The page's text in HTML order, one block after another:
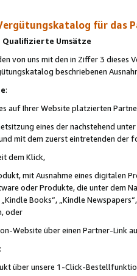
für das
Umsätze
von uns mit den in Ziffer 3
beschriebenen
:
auf Ihrer Website platzierten
eines der nachstehend
mit dem zuerst eintretenden der
dem Klick,
mit Ausnahme eines digitalen
oder Produkte, die unter dem
Books“, „Kindle
oder
Website über einen Partner-Link
über unsere 1-Click-